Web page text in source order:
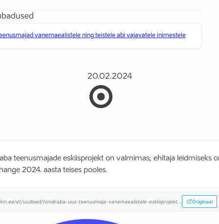
vanemaealistele ning teistele abi vajavatele inimestele
20.02.2024
teenusmajade eskiisprojekt on valmimas; ehitaja leidmiseks
2024. aasta teises pooles.
et/uudised/tondiraba-uus-teenusmaja-vanemaealistele-eskiisprojekt... Originaal